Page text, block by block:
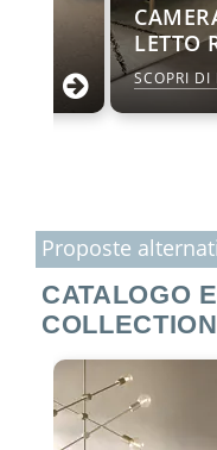
LETTO
SCOPRI DI
Proposte
CATALOGO
COLLECTION